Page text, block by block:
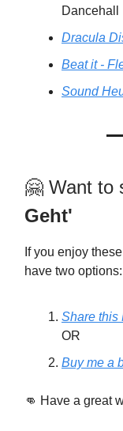
Dancehall
Dracula
Beat it -
Sound
🤗 Want to
Geht'
If you enjoy
have two options:
Share this
OR
Buy me a
👊 Have a great